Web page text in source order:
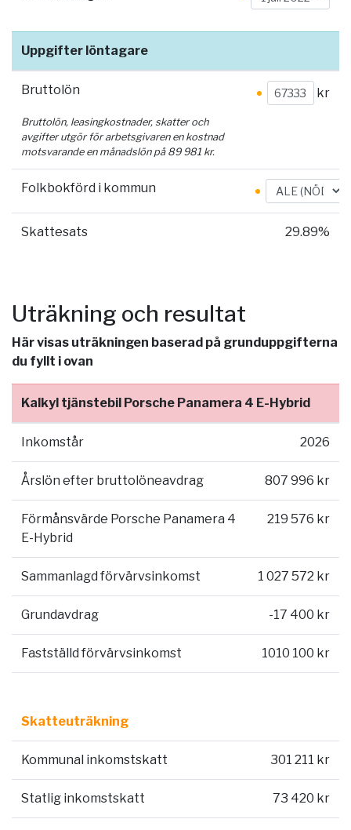
Uppgifter löntagare
Bruttolön kr
Bruttolön, leasingkostnader, skatter och
avgifter utgör för arbetsgivaren en kostnad
motsvarande en månadslön på 89 981 kr.
Folkbokförd i kommun
Skattesats 29.89%
Uträkning och resultat
Här visas uträkningen baserad på grunduppgifterna
du fyllt i ovan
Kalkyl tjänstebil Porsche Panamera 4 E-Hybrid
Inkomstår 2026
Årslön efter bruttolöneavdrag 807 996 kr
Förmånsvärde Porsche Panamera 4
E-Hybrid
219 576 kr
Sammanlagd förvärvsinkomst 1 027 572 kr
Grundavdrag -17 400 kr
Fastställd förvärvsinkomst 1010 100 kr
Skatteuträkning
Kommunal inkomstskatt 301 211 kr
Statlig inkomstskatt 73 420 kr